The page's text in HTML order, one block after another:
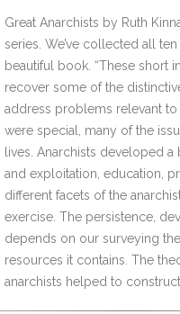
Great Anarchists by Ruth
series. We’ve collected all
beautiful book. “These short
recover some of the
address problems relevant
were special, many of the
lives. Anarchists developed
and exploitation, education,
different facets of the
exercise. The persistence,
depends on our surveying
resources it contains. The
anarchists helped to